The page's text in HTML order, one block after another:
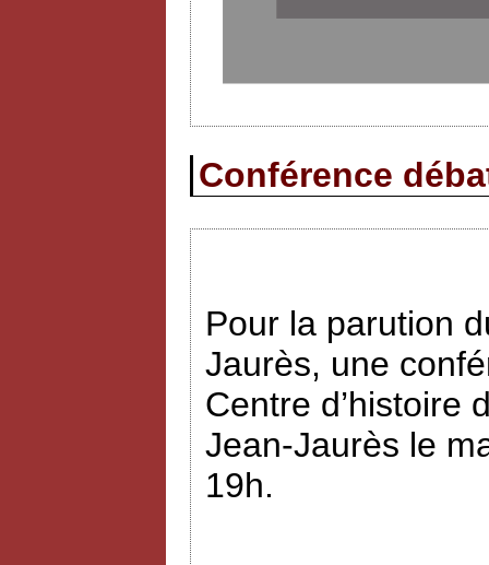
Conférence
Pour la parution
Jaurès, une
Centre d’histoire
Jean-Jaurès le
19h.